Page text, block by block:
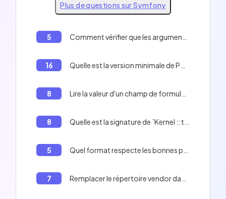
Plus de questions sur Symfony
5
16
8
8
5
7